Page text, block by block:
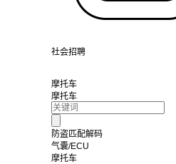
社会招聘
摩托车
摩托车
防盗匹配解码
气囊/ECU
摩托车